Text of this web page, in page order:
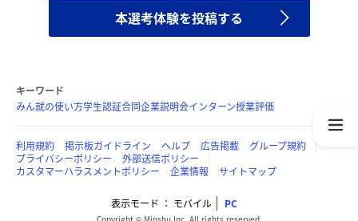
本選考体験を投稿する
キーワード
みん就の使い方学生認証合同企業説明会インターン授業評価
利用規約 掲示板ガイドライン ヘルプ 広告掲載
グループ規約
プライバシーポリシー
外部送信ポリシー
カスタマーハラスメントポリシー
企業情報 サイトマップ
表示モード モバイル PC